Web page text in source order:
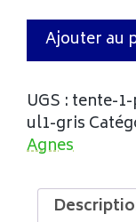
Ajouter au
UGS : tente-
ul1-gris
Agnes